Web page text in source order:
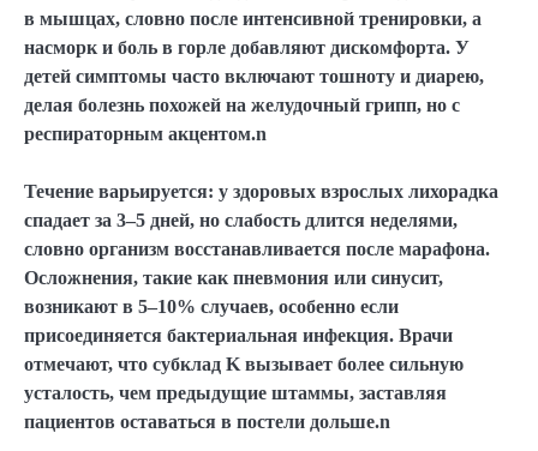
в мышцах, словно после интенсивной тренировки, а
насморк и боль в горле добавляют дискомфорта. У
детей симптомы часто включают тошноту и диарею,
делая болезнь похожей на желудочный грипп, но с
респираторным акцентом.n
Течение варьируется: у здоровых взрослых лихорадка
спадает за 3–5 дней, но слабость длится неделями,
словно организм восстанавливается после марафона.
Осложнения, такие как пневмония или синусит,
возникают в 5–10% случаев, особенно если
присоединяется бактериальная инфекция. Врачи
отмечают, что субклад K вызывает более сильную
усталость, чем предыдущие штаммы, заставляя
пациентов оставаться в постели дольше.n